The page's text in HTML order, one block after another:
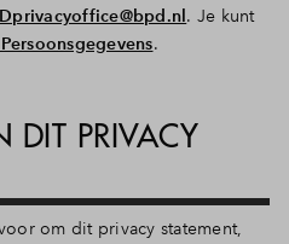
. Je kunt
.
PRIVACY
om dit privacy statement,